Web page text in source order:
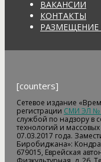
ВАКАНСИИ
КОНТАКТЫ
РАЗМЕЩЕНИЕ
[counters]
Сетевое издание
регистрации СМИ ЭЛ №
службой по надзору в
технологий и
07.03.2017 года.
Биробиджана»:
679015, Еврейская